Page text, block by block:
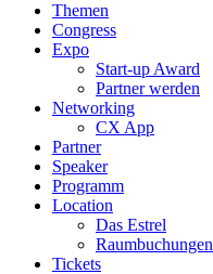
Themen
Congress
Expo
Start-up Award
Partner werden
Networking
CX App
Partner
Speaker
Programm
Location
Das Estrel
Raumbuchungen
Tickets